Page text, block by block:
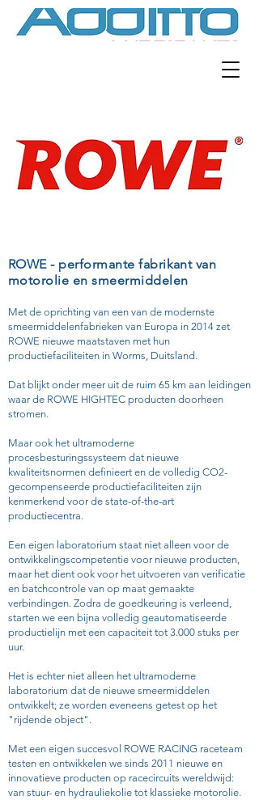
ROWE - performante fabrikant van
motorolie en smeermiddelen
Met de oprichting van een van de modernste
smeermiddelenfabrieken van Europa in 2014 zet
ROWE nieuwe maatstaven met hun
productiefaciliteiten in Worms, Duitsland.
Dat blijkt onder meer uit de ruim 65 km aan leidingen
waar de ROWE HIGHTEC producten doorheen
stromen.
Maar ook het ultramoderne
procesbesturingssysteem dat nieuwe
kwaliteitsnormen definieert en de volledig CO2-
gecompenseerde productiefaciliteiten zijn
kenmerkend voor de state-of-the-art
productiecentra.
Een eigen laboratorium staat niet alleen voor de
ontwikkelingscompetentie voor nieuwe producten,
maar het dient ook voor het uitvoeren van verificatie
en batchcontrole van op maat gemaakte
verbindingen. Zodra de goedkeuring is verleend,
starten we een bijna volledig geautomatiseerde
productielijn met een capaciteit tot 3.000 stuks per
uur.
Het is echter niet alleen het ultramoderne
laboratorium dat de nieuwe smeermiddelen
ontwikkelt; ze worden eveneens getest op het
"rijdende object".
Met een eigen succesvol ROWE RACING raceteam
testen en ontwikkelen we sinds 2011 nieuwe en
innovatieve producten op racecircuits wereldwijd:
van stuur- en hydrauliekolie tot klassieke motorolie.